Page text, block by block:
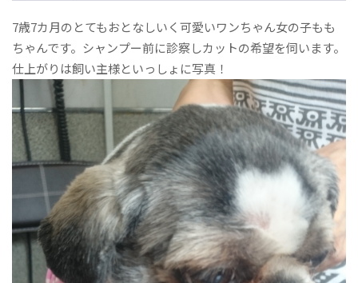
7歳7カ月のとてもおとなしいく可愛いワンちゃん女の子もも
ちゃんです。シャンプー前に診察しカットの希望を伺います。
仕上がりは飼い主様といっしょに写真！